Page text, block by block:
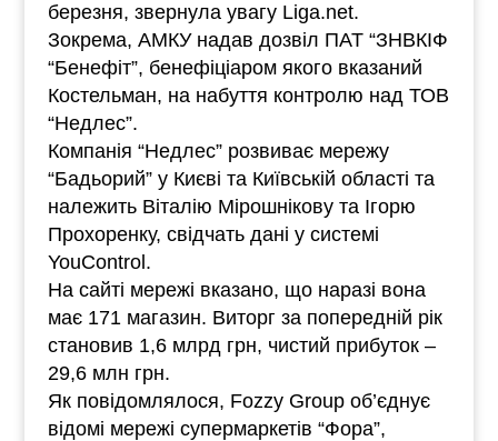
березня, звернула увагу Liga.net.
Зокрема, АМКУ надав дозвіл ПАТ “ЗНВКІФ
“Бенефіт”, бенефіціаром якого вказаний
Костельман, на набуття контролю над ТОВ
“Недлес”.
Компанія “Недлес” розвиває мережу
“Бадьорий” у Києві та Київській області та
належить Віталію Мірошнікову та Ігорю
Прохоренку, свідчать дані у системі
YouControl.
На сайті мережі вказано, що наразі вона
має 171 магазин. Виторг за попередній рік
становив 1,6 млрд грн, чистий прибуток –
29,6 млн грн.
Як повідомлялося, Fozzy Group об’єднує
відомі мережі супермаркетів “Фора”,